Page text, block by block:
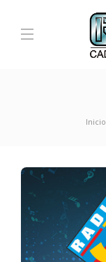
Inicio